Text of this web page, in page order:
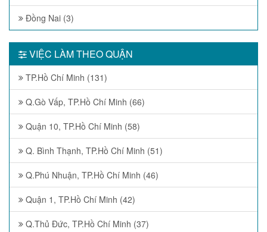
Đồng Nai (3)
VIỆC LÀM THEO QUẬN
TP.Hồ Chí Minh (131)
Q.Gò Vấp, TP.Hồ Chí Minh (66)
Quận 10, TP.Hồ Chí Minh (58)
Q. Bình Thạnh, TP.Hồ Chí Minh (51)
Q.Phú Nhuận, TP.Hồ Chí Minh (46)
Quận 1, TP.Hồ Chí Minh (42)
Q.Thủ Đức, TP.Hồ Chí Minh (37)